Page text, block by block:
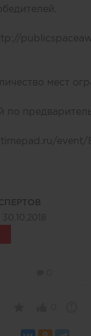
мест
по
30.10.2018